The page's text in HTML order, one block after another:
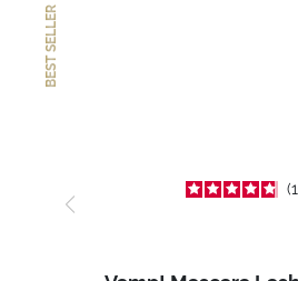
BEST SELLER